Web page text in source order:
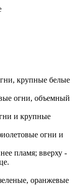
крупные белые
огни, объемный
и крупные
огни и
пламя; вверху -
оранжевые